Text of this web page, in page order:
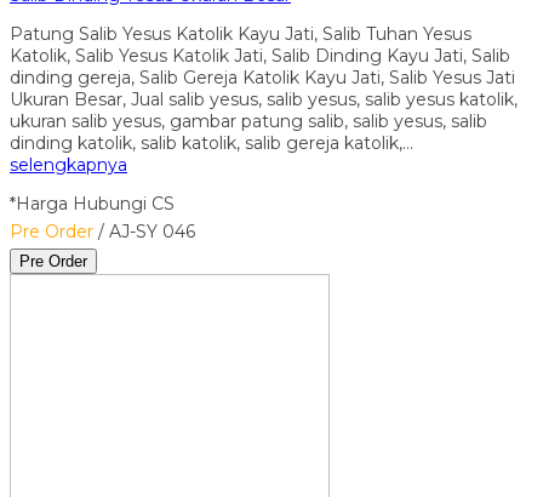
Patung Salib Yesus Katolik Kayu Jati, Salib Tuhan Yesus
Katolik, Salib Yesus Katolik Jati, Salib Dinding Kayu Jati, Salib
dinding gereja, Salib Gereja Katolik Kayu Jati, Salib Yesus Jati
Ukuran Besar, Jual salib yesus, salib yesus, salib yesus katolik,
ukuran salib yesus, gambar patung salib, salib yesus, salib
dinding katolik, salib katolik, salib gereja katolik,…
selengkapnya
*Harga Hubungi CS
Pre Order / AJ-SY 046
Pre Order